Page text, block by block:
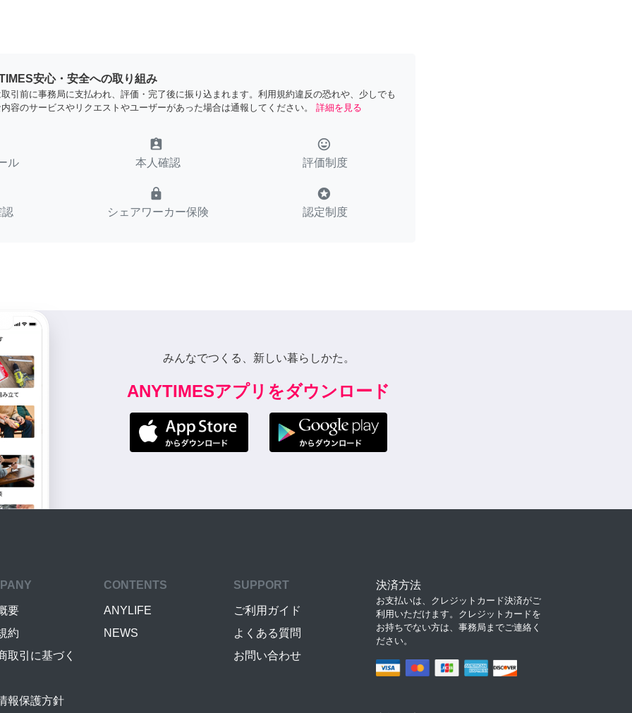
安心・安全への取り組み
引前に事務局に支払われ、評価・完了後に振り込まれます。利用規約違反の恐れや、少しでも
容のサービスやリクエストやユーザーがあった場合は通報してください。
詳細を見る
ル
assignment_ind
本人確認
tag_faces
評価制度
lock
シェアワーカー保険
stars
認定制度
みんなでつくる、新しい暮らしかた。
ANYTIMESアプリをダウンロード
要
約
取引に基づく
報保護方針
CONTENTS
ANYLIFE
NEWS
SUPPORT
ご利用ガイド
よくある質問
お問い合わせ
決済方法
お支払いは、クレジットカード決済がご
利用いただけます。クレジットカードを
お持ちでない方は、事務局までご連絡く
ださい。